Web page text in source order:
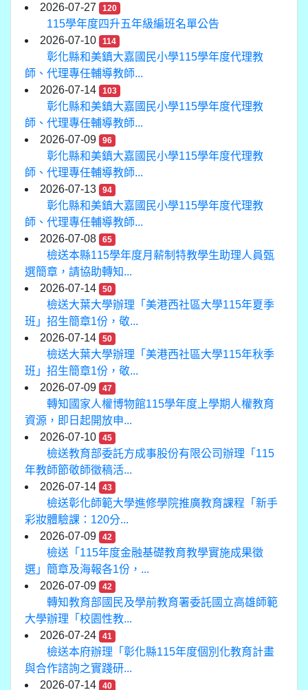
2026-07-27 120
115學年度四升五年級編班名單公告
2026-07-10
114
彰化縣和美鎮大嘉國民小學115學年度代理教
師、代理專任輔導教師...
2026-07-14
103
彰化縣和美鎮大嘉國民小學115學年度代理教
師、代理專任輔導教師...
2026-07-09
96
彰化縣和美鎮大嘉國民小學115學年度代理教
師、代理專任輔導教師...
2026-07-13
94
彰化縣和美鎮大嘉國民小學115學年度代理教
師、代理專任輔導教師...
2026-07-08
65
檢送本縣115學年度月薪制特教學生助理人員甄
選簡章，請協助轉知...
2026-07-14
50
檢送大葉大學辦理「美港西社區大學115年夏季
班」招生簡章1份，敬...
2026-07-14
50
檢送大葉大學辦理「美港西社區大學115年秋季
班」招生簡章1份，敬...
2026-07-09
47
轉知國家人權博物館115學年度上學期人權教育
資源，即日起開放申...
2026-07-10
45
檢送教育部委託方成事股份有限公司辦理「115
年教師節敬師徵稿活...
2026-07-14
43
檢送彰化師範大學進修學院推廣教育課程「新手
彩妝體驗課：120分...
2026-07-09
42
檢送「115年度金融基礎教育教學實施成果徵
選」簡章及海報各1份，...
2026-07-09
42
轉知教育部國民及學前教育署委託國立高雄師範
大學辦理「校園性教...
2026-07-24
41
檢送本府辦理「彰化縣115年度個別化教育計畫
與合作諮詢之實踐研...
2026-07-14
40